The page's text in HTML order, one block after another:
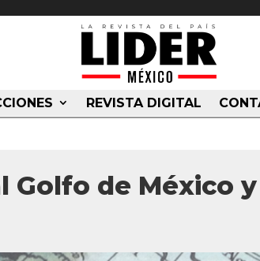
REVISTA DIGITAL
Golfo de México y